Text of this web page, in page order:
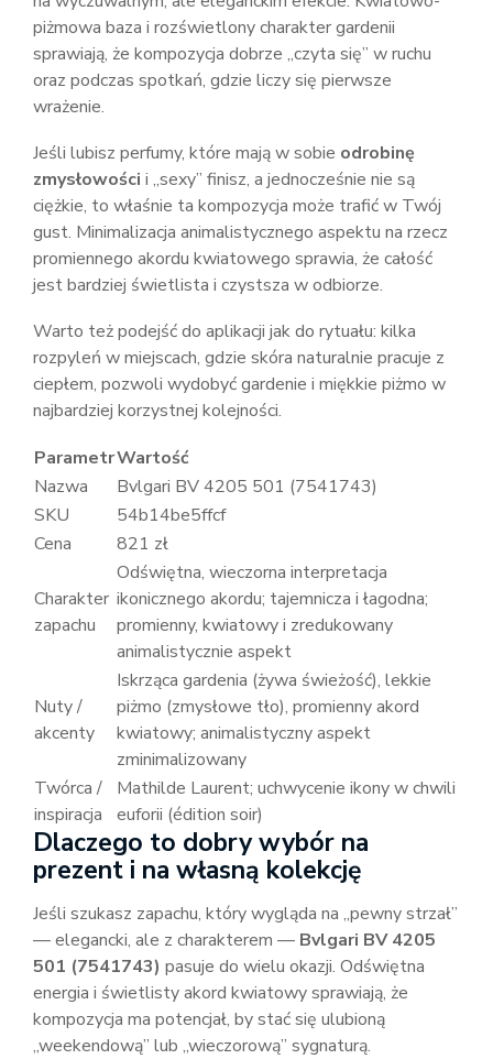
piżmowa baza i rozświetlony charakter gardenii
sprawiają, że kompozycja dobrze „czyta się” w ruchu
oraz podczas spotkań, gdzie liczy się pierwsze
wrażenie.
Jeśli lubisz perfumy, które mają w sobie odrobinę
zmysłowości i „sexy” finisz, a jednocześnie nie są
ciężkie, to właśnie ta kompozycja może trafić w Twój
gust. Minimalizacja animalistycznego aspektu na rzecz
promiennego akordu kwiatowego sprawia, że całość
jest bardziej świetlista i czystsza w odbiorze.
Warto też podejść do aplikacji jak do rytuału: kilka
rozpyleń w miejscach, gdzie skóra naturalnie pracuje z
ciepłem, pozwoli wydobyć gardenie i miękkie piżmo w
najbardziej korzystnej kolejności.
ParametrWartość
Nazwa
Bvlgari BV 4205 501 (7541743)
SKU
54b14be5ffcf
Cena
821 zł
Charakter
zapachu
Odświętna, wieczorna interpretacja
ikonicznego akordu; tajemnicza i łagodna;
promienny, kwiatowy i zredukowany
animalistycznie aspekt
Nuty /
akcenty
Iskrząca gardenia (żywa świeżość), lekkie
piżmo (zmysłowe tło), promienny akord
kwiatowy; animalistyczny aspekt
zminimalizowany
Twórca /
inspiracja
Mathilde Laurent; uchwycenie ikony w chwili
euforii (édition soir)
Dlaczego to dobry wybór na
prezent i na własną kolekcję
Jeśli szukasz zapachu, który wygląda na „pewny strzał”
— elegancki, ale z charakterem — Bvlgari BV 4205
501 (7541743) pasuje do wielu okazji. Odświętna
energia i świetlisty akord kwiatowy sprawiają, że
kompozycja ma potencjał, by stać się ulubioną
„weekendową” lub „wieczorową” sygnaturą.